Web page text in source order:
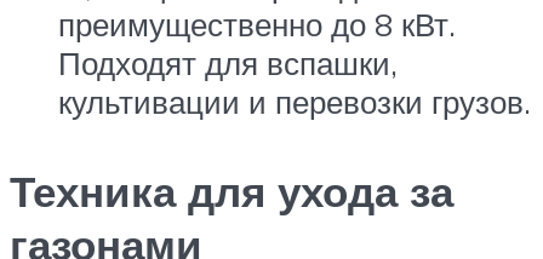
преимущественно до 8 кВт.
Подходят для вспашки,
культивации и перевозки грузов.
Техника для ухода за
газонами